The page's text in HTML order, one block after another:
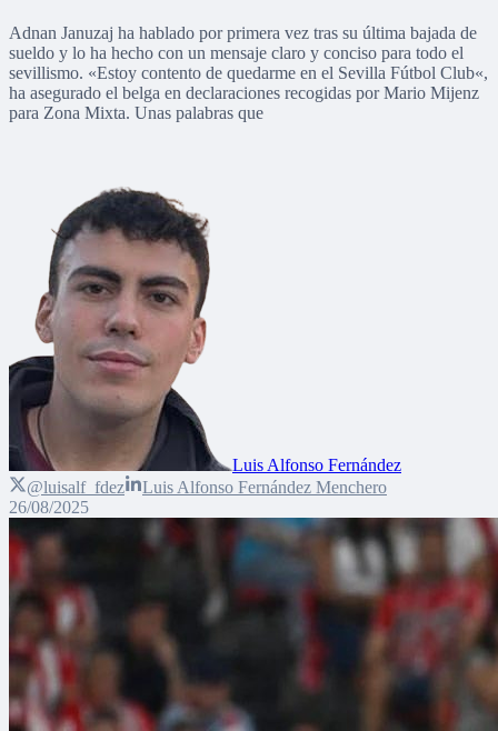
Adnan Januzaj ha hablado por primera vez tras su última bajada de
sueldo y lo ha hecho con un mensaje claro y conciso para todo el
sevillismo. «Estoy contento de quedarme en el Sevilla Fútbol Club«,
ha asegurado el belga en declaraciones recogidas por Mario Mijenz
para Zona Mixta. Unas palabras que
Luis Alfonso Fernández
@luisalf_fdez
Luis Alfonso Fernández Menchero
26/08/2025